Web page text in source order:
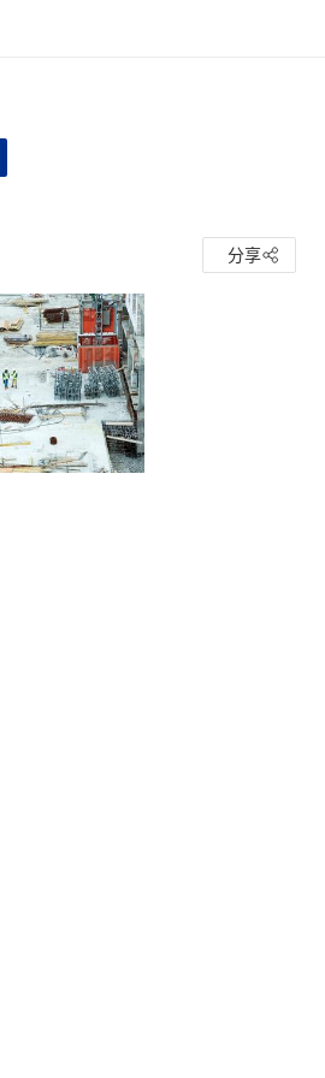
分享